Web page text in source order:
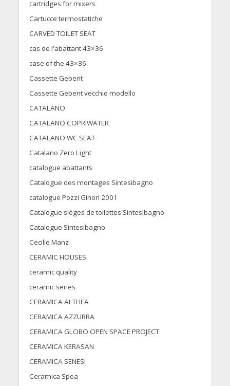
cartridges for mixers
Cartucce termostatiche
CARVED TOILET SEAT
cas de l'abattant 43×36
case of the 43×36
Cassette Geberit
Cassette Geberit vecchio modello
CATALANO
CATALANO COPRIWATER
CATALANO WC SEAT
Catalano Zero Light
catalogue abattants
Catalogue des montages Sintesibagno
catalogue Pozzi Ginori 2001
Catalogue sièges de toilettes Sintesibagno
Catalogue Sintesibagno
Cecilie Manz
CERAMIC HOUSES
ceramic quality
ceramic series
CERAMICA ALTHEA
CERAMICA AZZURRA
CERAMICA GLOBO OPEN SPACE PROJECT
CERAMICA KERASAN
CERAMICA SENESI
Ceramica Spea